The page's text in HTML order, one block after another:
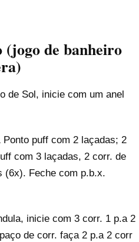
(jogo de banheiro
)
de Sol, inicie com um anel
puff com 2 laçadas; 2
com 3 laçadas, 2 corr. de
(6x). Feche com p.b.x.
inicie com 3 corr. 1 p.a 2
de corr. faça 2 p.a 2 corr